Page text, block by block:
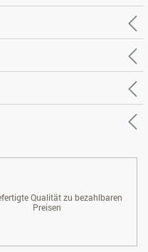
Qualität zu bezahlbaren
Preisen